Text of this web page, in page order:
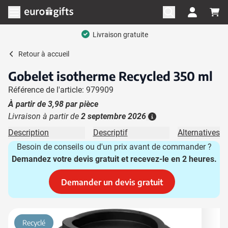
Aller au contenu
Ouvrir le menu
Livraison gratuite
Retour à accueil
Gobelet isotherme Recycled 350 ml
Référence de l'article: 979909
À partir de 3,98 par pièce
Livraison à partir de 2 septembre 2026
Description Descriptif
Alternatives
Besoin de conseils ou d'un prix avant de commander ?
Demandez votre devis gratuit et recevez-le en 2 heures.
Demander un devis gratuit
Recyclé
Image principale
Cliquez pour voir l'image en plein écran